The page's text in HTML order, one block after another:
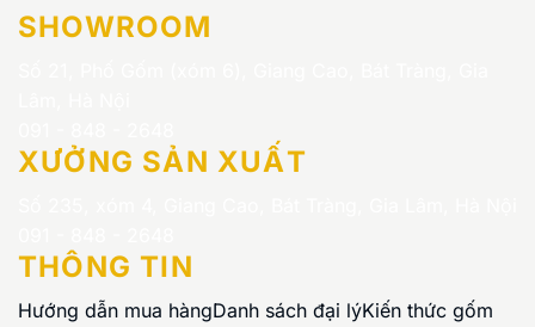
SHOWROOM
XƯỞNG SẢN XUẤT
THÔNG TIN
Hướng dẫn mua hàngDanh sách đại lýKiến thức gốm